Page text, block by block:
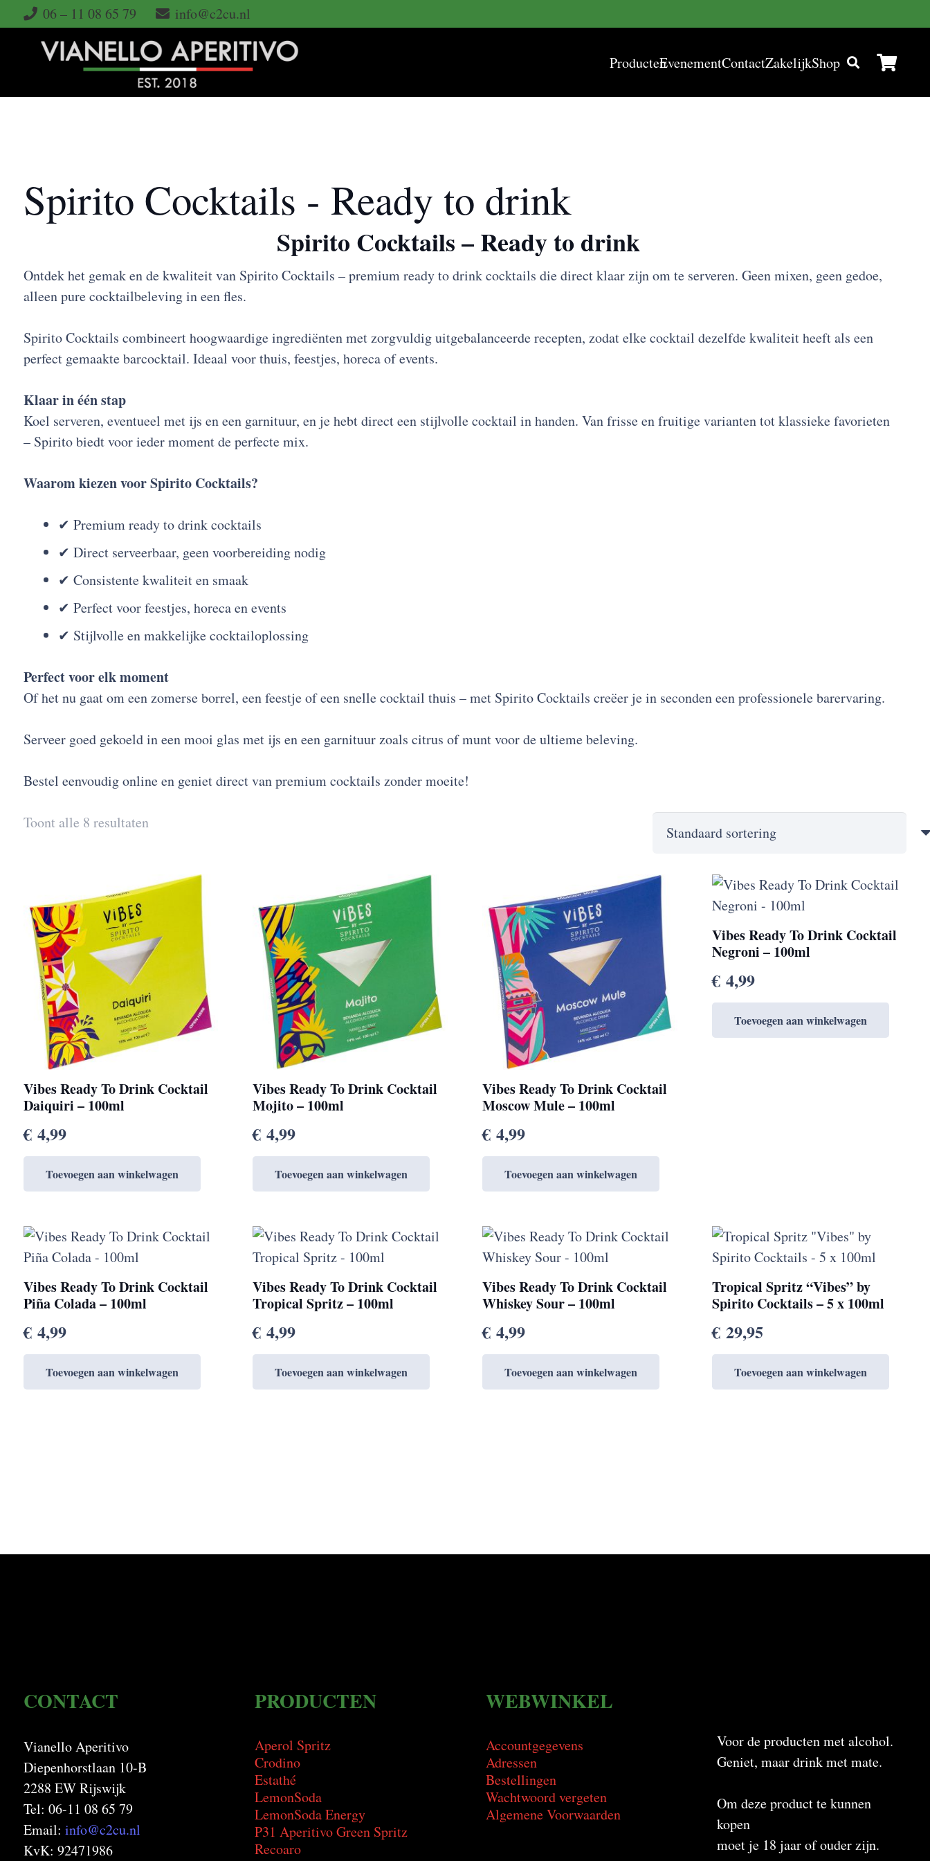
06 – 11 08 65 79 info@c2cu.nl
ProductenEvenementContactZakelijkShop
Spirito Cocktails - Ready to drink
Spirito Cocktails – Ready to drink
Ontdek het gemak en de kwaliteit van Spirito Cocktails – premium ready to drink cocktails die direct klaar zijn om te serveren. Geen mixen, geen gedoe,
alleen pure cocktailbeleving in een fles.
Spirito Cocktails combineert hoogwaardige ingrediënten met zorgvuldig uitgebalanceerde recepten, zodat elke cocktail dezelfde kwaliteit heeft als een
perfect gemaakte barcocktail. Ideaal voor thuis, feestjes, horeca of events.
Klaar in één stap
Koel serveren, eventueel met ijs en een garnituur, en je hebt direct een stijlvolle cocktail in handen. Van frisse en fruitige varianten tot klassieke favorieten
– Spirito biedt voor ieder moment de perfecte mix.
Waarom kiezen voor Spirito Cocktails?
✔ Premium ready to drink cocktails
✔ Direct serveerbaar, geen voorbereiding nodig
✔ Consistente kwaliteit en smaak
✔ Perfect voor feestjes, horeca en events
✔ Stijlvolle en makkelijke cocktailoplossing
Perfect voor elk moment
Of het nu gaat om een zomerse borrel, een feestje of een snelle cocktail thuis – met Spirito Cocktails creëer je in seconden een professionele barervaring.
Serveer goed gekoeld in een mooi glas met ijs en een garnituur zoals citrus of munt voor de ultieme beleving.
Bestel eenvoudig online en geniet direct van premium cocktails zonder moeite!
Toont alle 8 resultaten
Vibes Ready To Drink Cocktail
Daiquiri – 100ml
€4,99
Toevoegen aan winkelwagen
Vibes Ready To Drink Cocktail
Mojito – 100ml
€ 4,99
Toevoegen aan winkelwagen
Vibes Ready To Drink Cocktail
Moscow Mule – 100ml
€ 4,99
Toevoegen aan winkelwagen
Vibes Ready To Drink Cocktail
Negroni – 100ml
€4,99
Toevoegen aan winkelwagen
Vibes Ready To Drink Cocktail
Piña Colada – 100ml
€4,99
Toevoegen aan winkelwagen
Vibes Ready To Drink Cocktail
Tropical Spritz – 100ml
€ 4,99
Toevoegen aan winkelwagen
Vibes Ready To Drink Cocktail
Whiskey Sour – 100ml
€ 4,99
Toevoegen aan winkelwagen
Tropical Spritz “Vibes” by
Spirito Cocktails – 5 x 100ml
€29,95
Toevoegen aan winkelwagen
CONTACT
Vianello Aperitivo
Diepenhorstlaan 10-B
2288 EW Rijswijk
Tel: 06-11 08 65 79
Email: info@c2cu.nl
KvK: 92471986
PRODUCTEN
Aperol Spritz
Crodino
Estathé
LemonSoda
LemonSoda Energy
P31 Aperitivo Green Spritz
Recoaro
WEBWINKEL
Accountgegevens
Adressen
Bestellingen
Wachtwoord vergeten
Algemene Voorwaarden
Voor de producten met alcohol.
Geniet, maar drink met mate.
Om deze product te kunnen
kopen
moet je 18 jaar of ouder zijn.